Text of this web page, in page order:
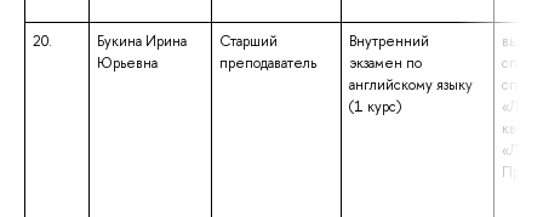
20.
Букина Ирина
Юрьевна
Старший
преподаватель
Внутренний
экзамен по
английскому языку
(1 курс)